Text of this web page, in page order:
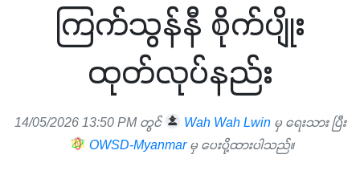
ကြက်သွန်နီ စိုက်ပျိုး
ထုတ်လုပ်နည်း
14/05/2026 13:50 PM တွင် Wah Wah Lwinမှ ရေးသား ပြီး
OWSD-Myanmar မှ ပေးပို့ထားပါသည်။